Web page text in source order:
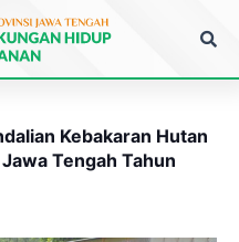
Kebakaran Hutan
Tengah Tahun